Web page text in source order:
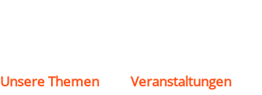
Unsere Themen Veranstaltungen